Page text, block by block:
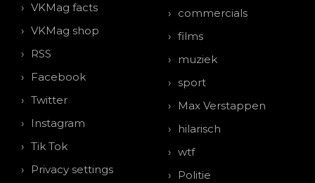
VKMag facts
VKMag shop
RSS
Facebook
Twitter
Instagram
Tik Tok
Privacy settings
commercials
films
muziek
sport
Max Verstappen
hilarisch
wtf
Politie